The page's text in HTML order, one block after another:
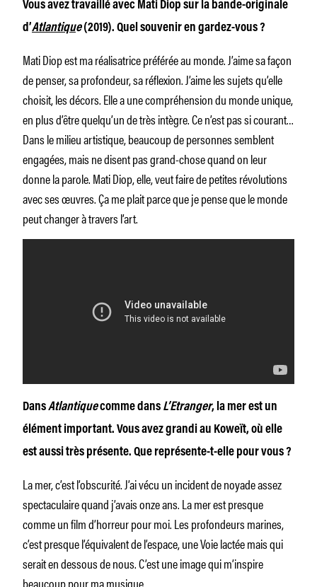
Vous avez travaillé avec Mati Diop sur la bande-originale
d’Atlantique(2019). Quel souvenir en gardez-vous ?
Mati Diop est ma réalisatrice préférée au monde. J’aime sa façon
de penser, sa profondeur, sa réflexion. J’aime les sujets qu’elle
choisit, les décors. Elle a une compréhension du monde unique,
en plus d’être quelqu’un de très intègre. Ce n’est pas si courant…
Dans le milieu artistique, beaucoup de personnes semblent
engagées, mais ne disent pas grand-chose quand on leur
donne la parole. Mati Diop, elle, veut faire de petites révolutions
avec ses œuvres. Ça me plait parce que je pense que le monde
peut changer à travers l’art.
DansAtlantiquecomme dans L’Etranger, la mer est un
élément important. Vous avez grandi au Koweït, où elle
est aussi très présente. Que représente-t-elle pour vous ?
La mer, c’est l’obscurité. J’ai vécu un incident de noyade assez
spectaculaire quand j’avais onze ans. La mer est presque
comme un film d’horreur pour moi. Les profondeurs marines,
c’est presque l’équivalent de l’espace, une Voie lactée mais qui
serait en dessous de nous. C’est une image qui m’inspire
beaucoup pour ma musique.